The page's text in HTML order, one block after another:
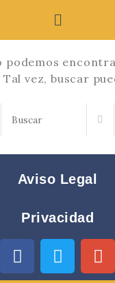
podemos
vez, buscar
Aviso Legal
Privacidad